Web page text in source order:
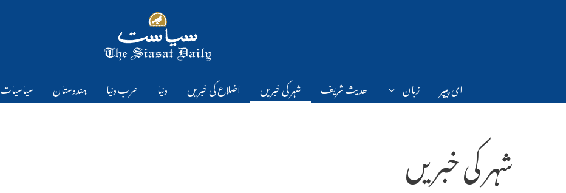
ای پیپر زبان حدیث شریف شہر کی خبریں اضلاع کی خبریں دنیا عرب دنیا ہندوستان سیاسیات
شہر کی خبریں